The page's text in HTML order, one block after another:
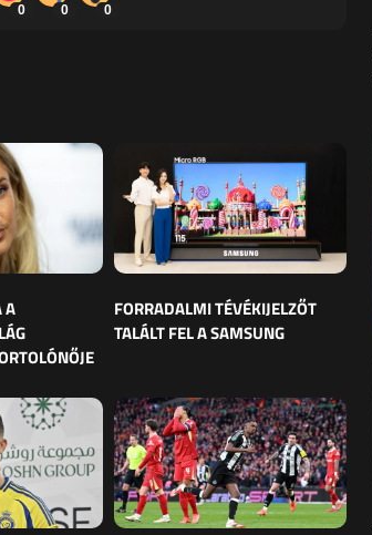
0 0 0
A
FORRADALMI TÉVÉKIJELZŐT
TALÁLT FEL A SAMSUNG